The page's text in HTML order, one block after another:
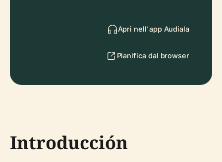
Apri nell'app Audiala
Pianifica dal browser
Introducción